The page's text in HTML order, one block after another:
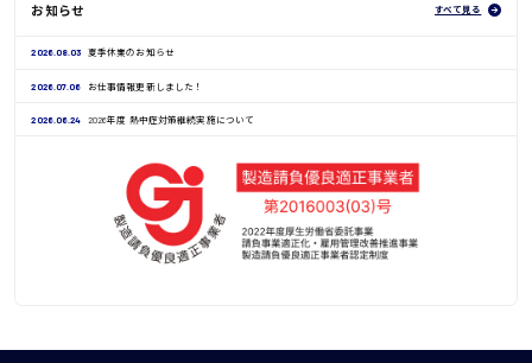
お知らせ すべて見る
2026.08.03 夏季休業のお知らせ
2026.07.06 お仕事情報更新しました！
2026.06.24 2026年度 熱中症対策継続実施について